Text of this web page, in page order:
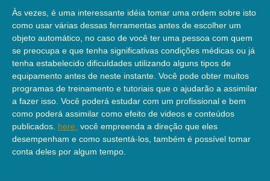
Às vezes, é uma interessante idéia tomar uma ordem sobre isto
como usar várias dessas ferramentas antes de escolher um
objeto automático, no caso de você ter uma pessoa com quem
se preocupa e que tenha significativas condições médicas ou já
tenha estabelecido dificuldades utilizando alguns tipos de
equipamento antes de neste instante. Você pode obter muitos
programas de treinamento e tutoriais que o ajudarão a assimilar
a fazer isso. Você poderá estudar com um profissional e bem
como poderá assimilar como efeito de videos e conteúdos
publicados. here. você empreenda a direção que eles
desempenham e como sustentá-los, também é possível tomar
conta deles por algum tempo.